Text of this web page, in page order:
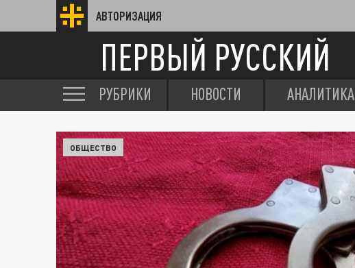
АВТОРИЗАЦИЯ
ПЕРВЫЙ РУССКИЙ
РУБРИКИ НОВОСТИ АНАЛИТИКА
ОБЩЕСТВО